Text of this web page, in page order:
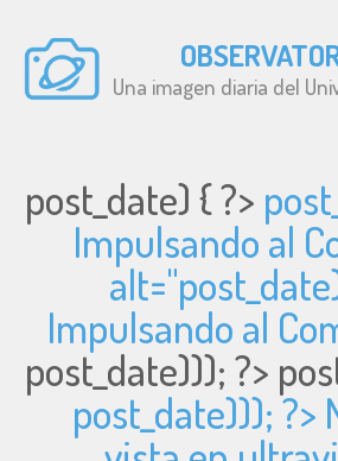
Una imagen diaria del
post_date) { ?>
Impulsando al
alt="
Impulsando al
post_date))); ?>
post_date))); ?>